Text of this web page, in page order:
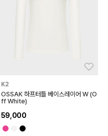
K2
OSSAK 하프터틀 베이스레이어 W (O
ff White)
59,000